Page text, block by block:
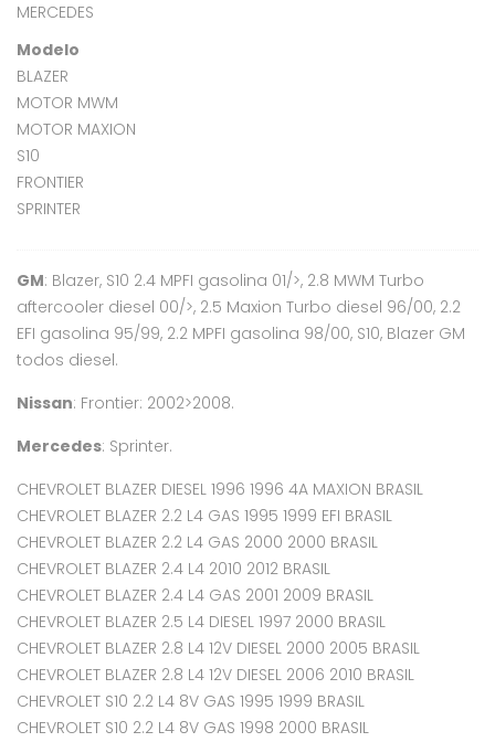
MERCEDES
Modelo
BLAZER
MOTOR MWM
MOTOR MAXION
S10
FRONTIER
SPRINTER
GM: Blazer, S10 2.4 MPFI gasolina 01/>, 2.8 MWM Turbo
aftercooler diesel 00/>, 2.5 Maxion Turbo diesel 96/00, 2.2
EFI gasolina 95/99, 2.2 MPFI gasolina 98/00, S10, Blazer GM
todos diesel.
Nissan: Frontier: 2002>2008.
Mercedes: Sprinter.
CHEVROLET BLAZER DIESEL 1996 1996 4A MAXION BRASIL
CHEVROLET BLAZER 2.2 L4 GAS 1995 1999 EFI BRASIL
CHEVROLET BLAZER 2.2 L4 GAS 2000 2000 BRASIL
CHEVROLET BLAZER 2.4 L4 2010 2012 BRASIL
CHEVROLET BLAZER 2.4 L4 GAS 2001 2009 BRASIL
CHEVROLET BLAZER 2.5 L4 DIESEL 1997 2000 BRASIL
CHEVROLET BLAZER 2.8 L4 12V DIESEL 2000 2005 BRASIL
CHEVROLET BLAZER 2.8 L4 12V DIESEL 2006 2010 BRASIL
CHEVROLET S10 2.2 L4 8V GAS 1995 1999 BRASIL
CHEVROLET S10 2.2 L4 8V GAS 1998 2000 BRASIL